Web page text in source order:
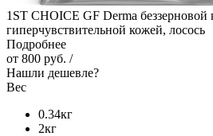
1ST CHOICE GF Derma беззерновой
гиперчувствительной кожей, лосось
Подробнее
от 800 руб. /
Нашли дешевле?
Вес
0.34кг
2кг